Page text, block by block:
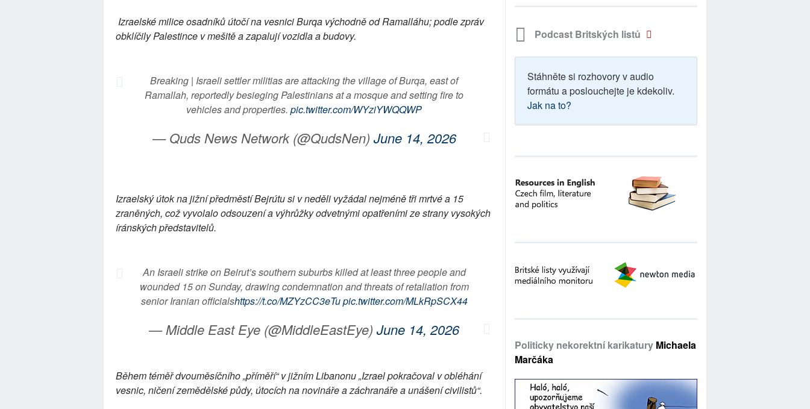
Izraelské milice osadníků útočí na vesnici Burqa východně od Ramalláhu; podle zpráv
obklíčily Palestince v mešitě a zapalují vozidla a budovy.
Breaking | Israeli settler militias are attacking the village of Burqa, east of
Ramallah, reportedly besieging Palestinians at a mosque and setting fire to
vehicles and properties.pic.twitter.com/WYziYWQQWP
— Quds News Network (@QudsNen) June 14, 2026
Izraelský útok na jižní předměstí Bejrútu si v neděli vyžádal nejméně tři mrtvé a 15
zraněných, což vyvolalo odsouzení a výhrůžky odvetnými opatřeními ze strany vysokých
íránských představitelů.
An Israeli strike on Beirut’s southern suburbs killed at least three people and
wounded 15 on Sunday, drawing condemnation and threats of retaliation from
senior Iranian officialshttps://t.co/MZYzCC3eTupic.twitter.com/MLkRpSCX44
— Middle East Eye (@MiddleEastEye)June 14, 2026
Během téměř dvouměsíčního „příměří“ v jižním Libanonu „Izrael pokračoval v obléhání
vesnic, ničení zemědělské půdy, útocích na novináře a záchranáře a unášení civilistů“.
Podcast Britských listů
Stáhněte si rozhovory v audio
formátu a poslouchejte je kdekoliv.
Jak na to?
Politicky nekorektní karikatury Michaela
Marčáka